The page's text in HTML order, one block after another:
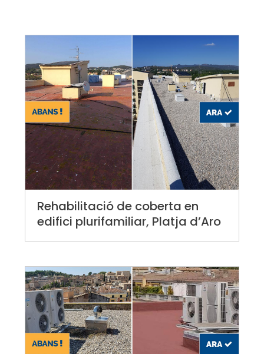
Rehabilitació de coberta en
edifici plurifamiliar, Platja d’Aro